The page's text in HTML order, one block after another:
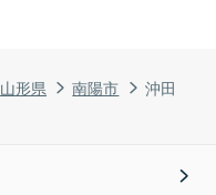
山形県 南陽市 沖田